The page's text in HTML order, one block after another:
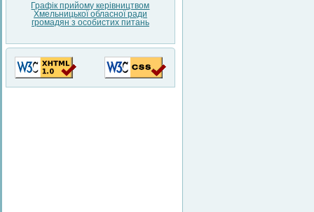
Графік прийому керівництвом
Хмельницької обласної ради
громадян з особистих питань